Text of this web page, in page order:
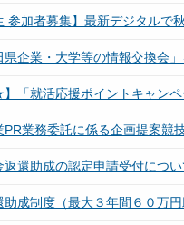
参加者募集】最新デジタルで
企業・大学等の情報交換会
「就活応援ポイントキャンペ
PR業務委託に係る企画提案競
還助成の認定申請受付につい
成制度（最大３年間６０万